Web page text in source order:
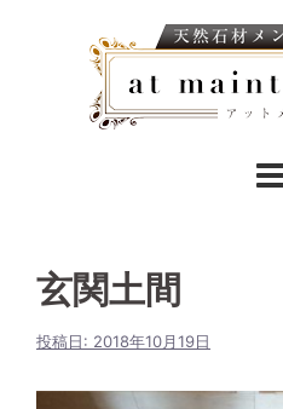
玄関土間
投稿日: 2018年10月19日